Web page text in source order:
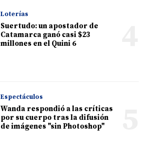
Loterías
Suertudo: un apostador de
Catamarca ganó casi $23
millones en el Quini 6
Espectáculos
Wanda respondió a las críticas
por su cuerpo tras la difusión
de imágenes "sin Photoshop"